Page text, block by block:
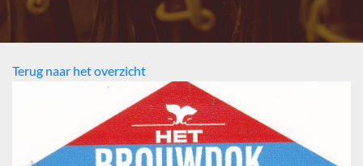
Terug naar het overzicht